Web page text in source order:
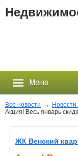
Меню
Все новости → Новости
Акция! Весь январь
ЖК Венский